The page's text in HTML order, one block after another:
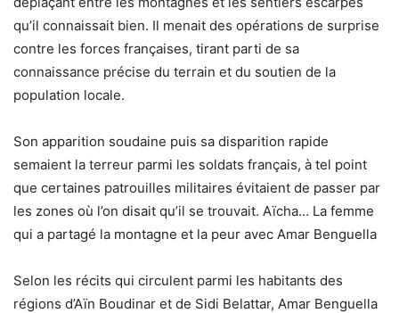
qu’il connaissait bien. Il menait des opérations de surprise
contre les forces françaises, tirant parti de sa
connaissance précise du terrain et du soutien de la
population locale.
Son apparition soudaine puis sa disparition rapide
semaient la terreur parmi les soldats français, à tel point
que certaines patrouilles militaires évitaient de passer par
les zones où l’on disait qu’il se trouvait. Aïcha… La femme
qui a partagé la montagne et la peur avec Amar Benguella
Selon les récits qui circulent parmi les habitants des
régions d’Aïn Boudinar et de Sidi Belattar, Amar Benguella